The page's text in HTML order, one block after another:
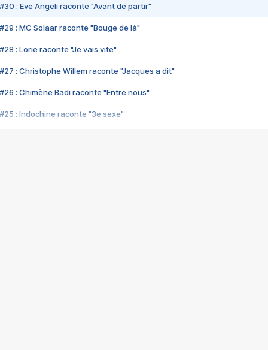
#30 : Eve Angeli raconte "Avant de partir"
#29 : MC Solaar raconte "Bouge de là"
#28 : Lorie raconte "Je vais vite"
#27 : Christophe Willem raconte "Jacques a dit"
#26 : Chimène Badi raconte "Entre nous"
#25 : Indochine raconte "3e sexe"